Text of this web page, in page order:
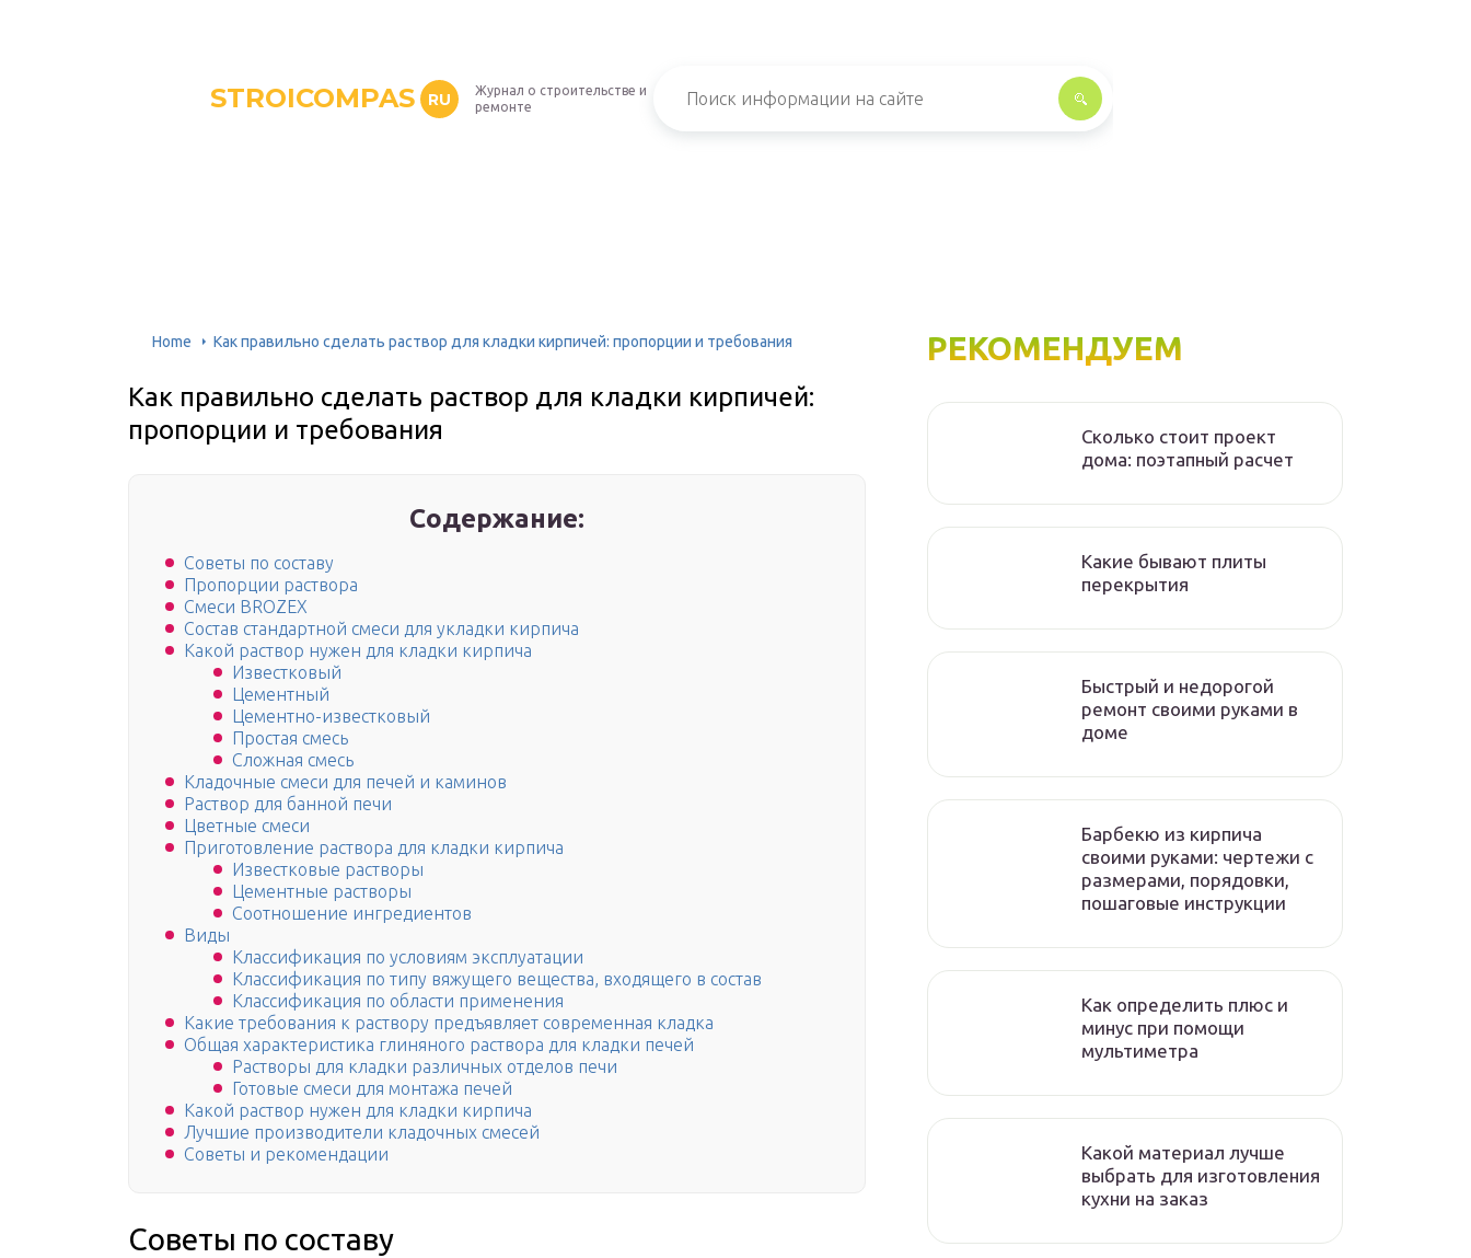
STROICOMPAS RU
Журнал о строительстве и
ремонте
Home Как правильно сделать раствор для кладки кирпичей: пропорции и требования
Как правильно сделать раствор для кладки кирпичей:
пропорции и требования
Содержание:
Советы по составу
Пропорции раствора
Смеси BROZEX
Состав стандартной смеси для укладки кирпича
Какой раствор нужен для кладки кирпича
Известковый
Цементный
Цементно-известковый
Простая смесь
Сложная смесь
Кладочные смеси для печей и каминов
Раствор для банной печи
Цветные смеси
Приготовление раствора для кладки кирпича
Известковые растворы
Цементные растворы
Соотношение ингредиентов
Виды
Классификация по условиям эксплуатации
Классификация по типу вяжущего вещества, входящего в состав
Классификация по области применения
Какие требования к раствору предъявляет современная кладка
Общая характеристика глиняного раствора для кладки печей
Растворы для кладки различных отделов печи
Готовые смеси для монтажа печей
Какой раствор нужен для кладки кирпича
Лучшие производители кладочных смесей
Советы и рекомендации
Советы по составу
РЕКОМЕНДУЕМ
Сколько стоит проект
дома: поэтапный расчет
Какие бывают плиты
перекрытия
Быстрый и недорогой
ремонт своими руками в
доме
Барбекю из кирпича
своими руками: чертежи с
размерами, порядовки,
пошаговые инструкции
Как определить плюс и
минус при помощи
мультиметра
Какой материал лучше
выбрать для изготовления
кухни на заказ